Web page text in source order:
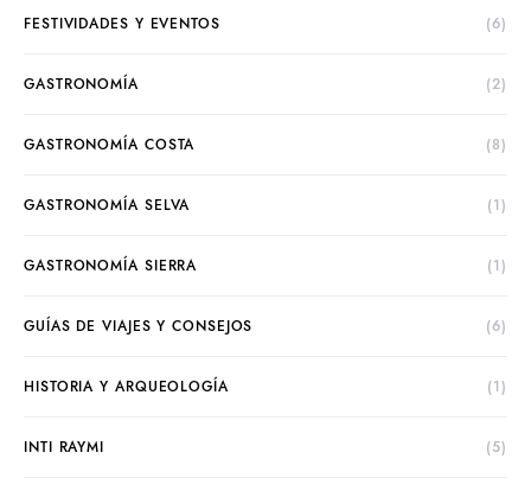
FESTIVIDADES Y EVENTOS (6)
GASTRONOMÍA (2)
GASTRONOMÍA COSTA (8)
GASTRONOMÍA SELVA (1)
GASTRONOMÍA SIERRA (1)
GUÍAS DE VIAJES Y CONSEJOS (6)
HISTORIA Y ARQUEOLOGÍA (1)
INTI RAYMI (5)